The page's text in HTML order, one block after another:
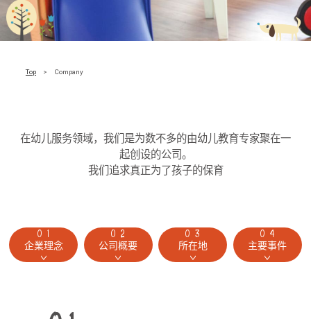
Top Company
在幼儿服务领域，我们是为数不多的由幼儿教育专家聚在一
起创设的公司。
我们追求真正为了孩子的保育
企業理念 公司概要 所在地 主要事件